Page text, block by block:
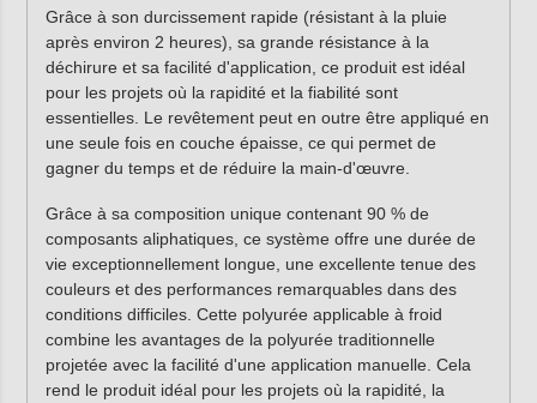
Grâce à son durcissement rapide (résistant à la pluie
après environ 2 heures), sa grande résistance à la
déchirure et sa facilité d'application, ce produit est idéal
pour les projets où la rapidité et la fiabilité sont
essentielles. Le revêtement peut en outre être appliqué en
une seule fois en couche épaisse, ce qui permet de
gagner du temps et de réduire la main-d'œuvre.
Grâce à sa composition unique contenant 90 % de
composants aliphatiques, ce système offre une durée de
vie exceptionnellement longue, une excellente tenue des
couleurs et des performances remarquables dans des
conditions difficiles. Cette polyurée applicable à froid
combine les avantages de la polyurée traditionnelle
projetée avec la facilité d'une application manuelle. Cela
rend le produit idéal pour les projets où la rapidité, la